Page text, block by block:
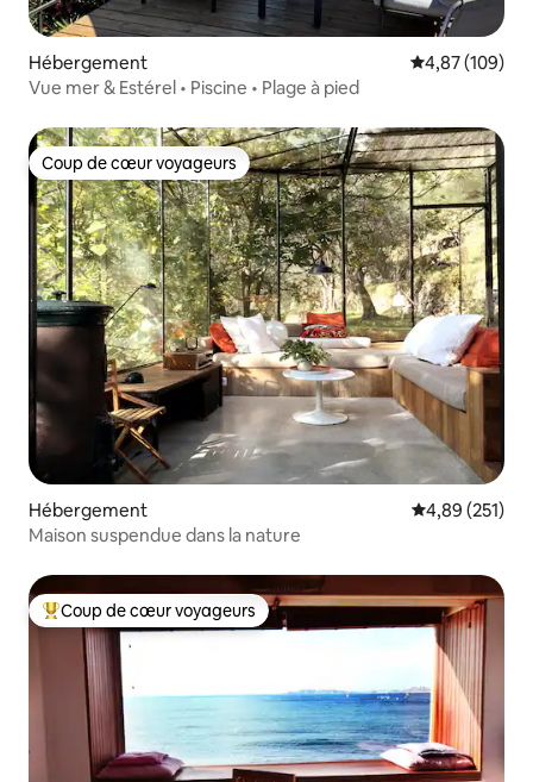
Hébergement Évaluation
4,87 (109)
Vue mer & Estérel • Piscine • Plage à pied
Coup de cœur voyageurs
Coup de cœur voyageurs
Hébergement Évaluation
4,89 (251)
Maison suspendue dans la nature
Coups de cœur voyageurs les plus appréciés
Coup de cœur voyageurs